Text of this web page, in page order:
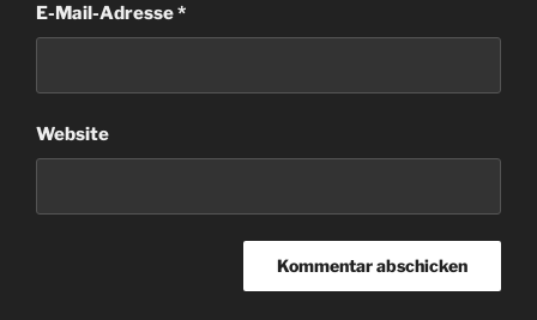
E-Mail-Adresse*
Website